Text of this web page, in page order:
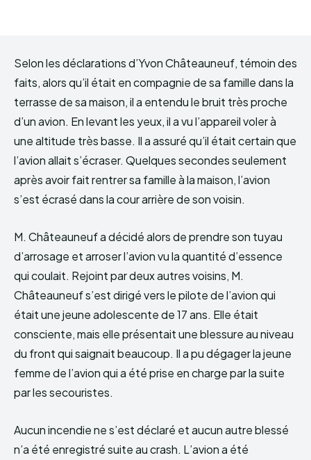
Selon les déclarations d’Yvon Châteauneuf, témoin des
faits, alors qu’il était en compagnie de sa famille dans la
terrasse de sa maison, il a entendu le bruit très proche
d’un avion. En levant les yeux, il a vu l’appareil voler à
une altitude très basse. Il a assuré qu’il était certain que
l’avion allait s’écraser. Quelques secondes seulement
après avoir fait rentrer sa famille à la maison, l’avion
s’est écrasé dans la cour arrière de son voisin.
M. Châteauneuf a décidé alors de prendre son tuyau
d’arrosage et arroser l’avion vu la quantité d’essence
qui coulait. Rejoint par deux autres voisins, M.
Châteauneuf s’est dirigé vers le pilote de l’avion qui
était une jeune adolescente de 17 ans. Elle était
consciente, mais elle présentait une blessure au niveau
du front qui saignait beaucoup. Il a pu dégager la jeune
femme de l’avion qui a été prise en charge par la suite
par les secouristes.
Aucun incendie ne s’est déclaré et aucun autre blessé
n’a été enregistré suite au crash. L’avion a été